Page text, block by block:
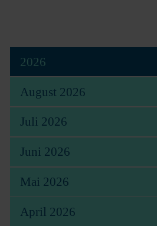
2026
August 2026
Juli 2026
Juni 2026
Mai 2026
April 2026